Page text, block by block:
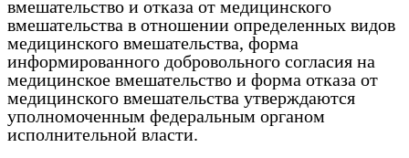
вмешательство и отказа от медицинского
вмешательства в отношении определенных видов
медицинского вмешательства, форма
информированного добровольного согласия на
медицинское вмешательство и форма отказа от
медицинского вмешательства утверждаются
уполномоченным федеральным органом
исполнительной власти.